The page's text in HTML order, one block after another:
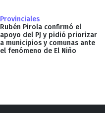
Provinciales
Rubén Pirola confirmó el
apoyo del PJ y pidió priorizar
a municipios y comunas ante
el fenómeno de El Niño